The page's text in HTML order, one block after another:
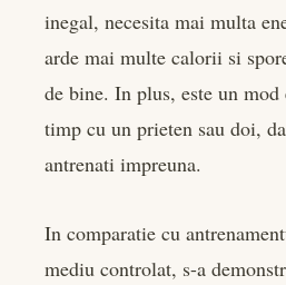
inegal, necesita mai multa
arde mai multe calorii si
de bine. In plus, este un mod
timp cu un prieten sau doi,
antrenati impreuna.
In comparatie cu
mediu controlat, s-a